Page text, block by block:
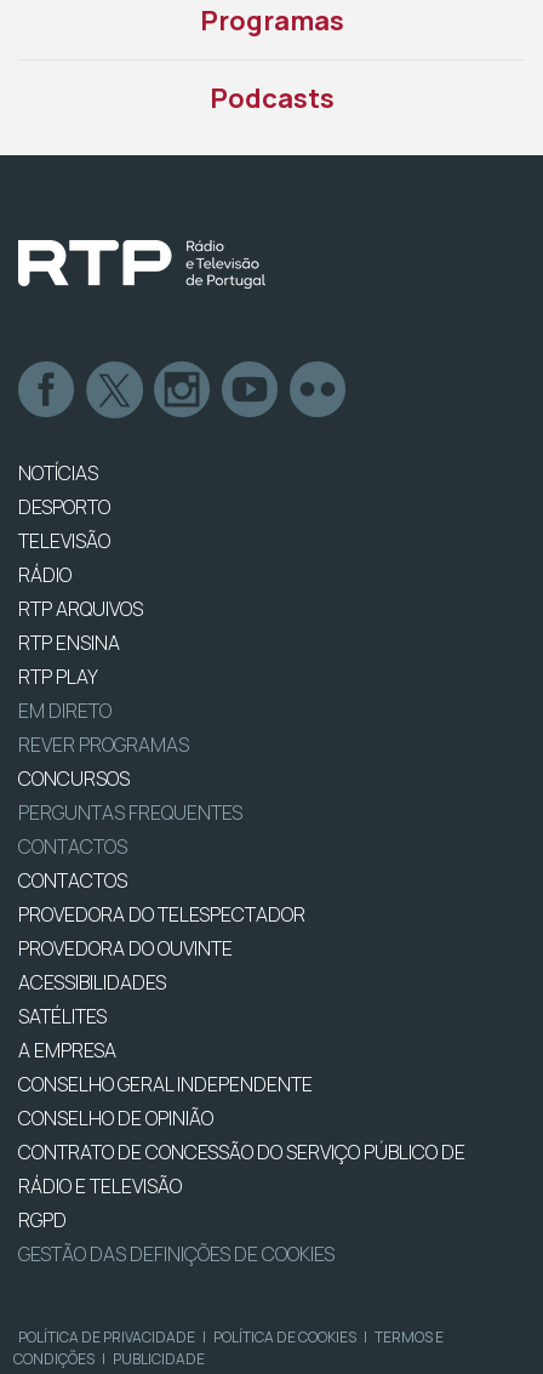
Programas
Podcasts
NOTÍCIAS
DESPORTO
TELEVISÃO
RÁDIO
RTP ARQUIVOS
RTP ENSINA
RTP PLAY
EM DIRETO
REVER PROGRAMAS
CONCURSOS
PERGUNTAS FREQUENTES
CONTACTOS
CONTACTOS
PROVEDORA DO TELESPECTADOR
PROVEDORA DO OUVINTE
ACESSIBILIDADES
SATÉLITES
A EMPRESA
CONSELHO GERAL INDEPENDENTE
CONSELHO DE OPINIÃO
CONTRATO DE CONCESSÃO DO SERVIÇO PÚBLICO DE
RÁDIO E TELEVISÃO
RGPD
GESTÃO DAS DEFINIÇÕES DE COOKIES
POLÍTICA DE PRIVACIDADE | POLÍTICA DE COOKIES | TERMOS E
CONDIÇÕES | PUBLICIDADE